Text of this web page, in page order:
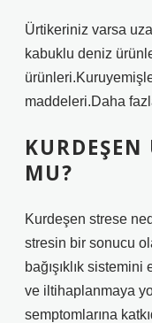
Ürtikeriniz varsa
kabuklu deniz
maddeleri.Daha
MU?
Kurdeşen strese
stresin bir sonucu
bağışıklık
ve iltihaplanmaya
semptomlarına